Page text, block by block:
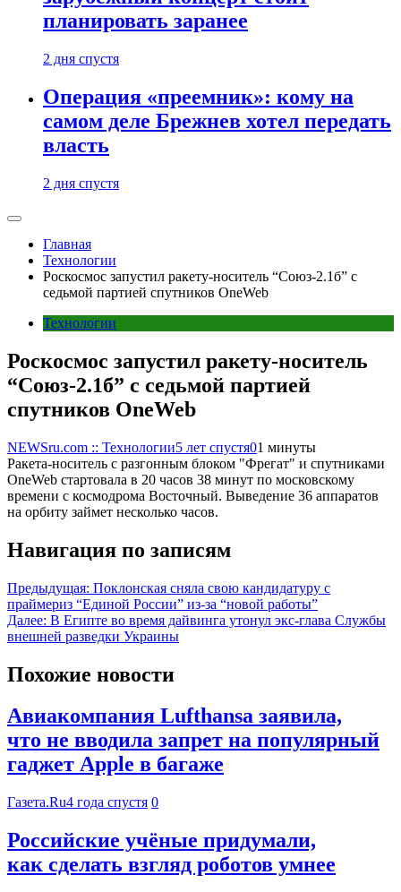
планировать заранее
2 дня спустя
Операция «преемник»: кому на
самом деле Брежнев хотел передать
власть
2 дня спустя
Главная
Технологии
Роскосмос запустил ракету-носитель “Союз-2.1б” с
седьмой партией спутников OneWeb
Технологии
Роскосмос запустил ракету-носитель
“Союз-2.1б” с седьмой партией
спутников OneWeb
NEWSru.com :: Технологии5 лет спустя01 минуты
Ракета-носитель с разгонным блоком "Фрегат" и спутниками
OneWeb стартовала в 20 часов 38 минут по московскому
времени с космодрома Восточный. Выведение 36 аппаратов
на орбиту займет несколько часов.
Навигация по записям
Предыдущая: Поклонская сняла свою кандидатуру с
праймериз “Единой России” из-за “новой работы”
Далее: В Египте во время дайвинга утонул экс-глава Службы
внешней разведки Украины
Похожие новости
Авиакомпания Lufthansa заявила,
что не вводила запрет на популярный
гаджет Apple в багаже
Газета.Ru4 года спустя 0
Российские учёные придумали,
как сделать взгляд роботов умнее